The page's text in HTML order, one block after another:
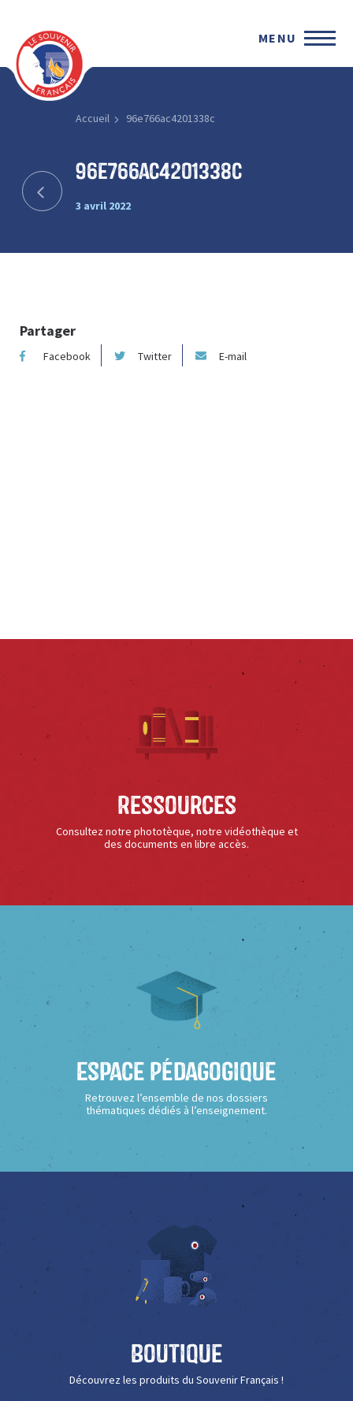
MENU
Accueil 96e766ac4201338c
96e766ac4201338c
3 avril 2022
Partager
Facebook Twitter E-mail
Ressources
Consultez notre phototèque, notre vidéothèque et
des documents en libre accès.
Espace Pédagogique
Retrouvez l’ensemble de nos dossiers
thématiques dédiés à l’enseignement.
Boutique
Découvrez les produits du Souvenir Français !